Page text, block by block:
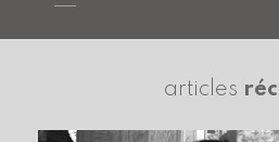
articles